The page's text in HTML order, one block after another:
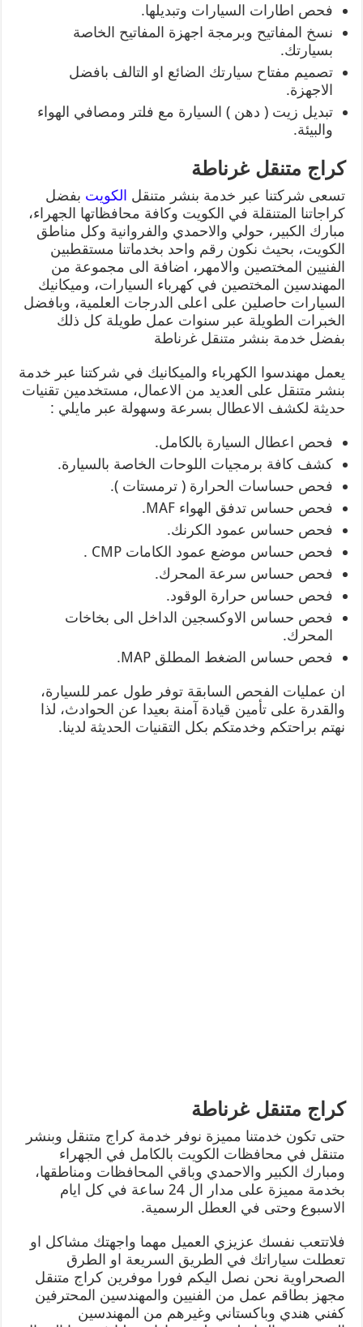
فحص اطارات السيارات وتبديلها.
نسخ المفاتيح وبرمجة اجهزة المفاتيح الخاصة
بسيارتك.
تصميم مفتاح سيارتك الضائع او التالف بافضل
الاجهزة.
تبديل زيت ( دهن ) السيارة مع فلتر ومصافي الهواء
والبيئة.
كراج متنقل غرناطة
تسعى شركتنا عبر خدمة بنشر متنقل الكويت بفضل
كراجاتنا المتنقلة في الكويت وكافة محافظاتها الجهراء،
مبارك الكبير، حولي والاحمدي والفروانية وكل مناطق
الكويت، بحيث نكون رقم واحد بخدماتنا مستقطبين
الفنيين المختصين والامهر، اضافة الى مجموعة من
المهندسين المختصين في كهرباء السيارات، وميكانيك
السيارات حاصلين على اعلى الدرجات العلمية، وبافضل
الخبرات الطويلة عبر سنوات عمل طويلة كل ذلك
بفضل خدمة بنشر متنقل غرناطة
يعمل مهندسوا الكهرباء والميكانيك في شركتنا عبر خدمة
بنشر متنقل على العديد من الاعمال، مستخدمين تقنيات
حديثة لكشف الاعطال بسرعة وسهولة عبر مايلي :
فحص اعطال السيارة بالكامل.
كشف كافة برمجيات اللوحات الخاصة بالسيارة.
فحص حساسات الحرارة ( ترمستات ).
فحص حساس تدفق الهواء MAF.
فحص حساس عمود الكرنك.
فحص حساس موضع عمود الكامات CMP .
فحص حساس سرعة المحرك.
فحص حساس حرارة الوقود.
فحص حساس الاوكسجين الداخل الى بخاخات
المحرك.
فحص حساس الضغط المطلق MAP.
ان عمليات الفحص السابقة توفر طول عمر للسيارة،
والقدرة على تأمين قيادة آمنة بعيدا عن الحوادث، لذا
نهتم براحتكم وخدمتكم بكل التقنيات الحديثة لدينا.
كراج متنقل غرناطة
حتى تكون خدمتنا مميزة نوفر خدمة كراج متنقل وبنشر
متنقل في محافظات الكويت بالكامل في الجهراء
ومبارك الكبير والاحمدي وباقي المحافظات ومناطقها،
بخدمة مميزة على مدار ال 24 ساعة في كل ايام
الاسبوع وحتى في العطل الرسمية.
فلاتتعب نفسك عزيزي العميل مهما واجهتك مشاكل او
تعطلت سياراتك في الطريق السريعة او الطرق
الصحراوية نحن نصل اليكم فورا موفرين كراج متنقل
مجهز بطاقم عمل من الفنيين والمهندسين المحترفين
كفني هندي وباكستاني وغيرهم من المهندسين